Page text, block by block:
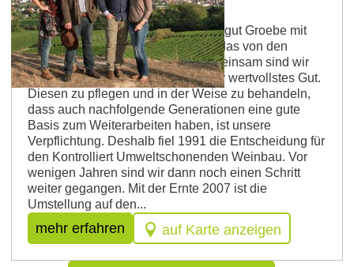
Weingut Groebe
Drei Generationen packen im Weingut Groebe mit
an. Zusammen sind wir ein Team, das von den
Stärken eines jeden profitiert. Gemeinsam sind wir
stets für Sie da Der Boden ist unser wertvollstes Gut.
Diesen zu pflegen und in der Weise zu behandeln,
dass auch nachfolgende Generationen eine gute
Basis zum Weiterarbeiten haben, ist unsere
Verpflichtung. Deshalb fiel 1991 die Entscheidung für
den Kontrolliert Umweltschonenden Weinbau. Vor
wenigen Jahren sind wir dann noch einen Schritt
weiter gegangen. Mit der Ernte 2007 ist die
Umstellung auf den...
mehr erfahren auf Karte anzeigen